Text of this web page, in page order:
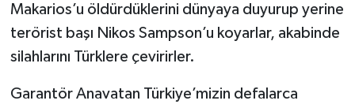
Makarios’u öldürdüklerini dünyaya duyurup yerine
terörist başı Nikos Sampson’u koyarlar, akabinde
silahlarını Türklere çevirirler.
Garantör Anavatan Türkiye’mizin defalarca